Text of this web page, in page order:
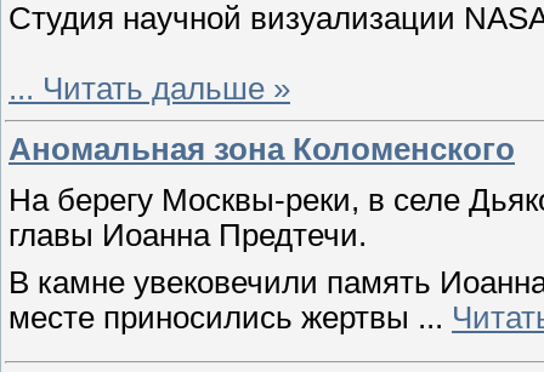
Студия научной визуализации
... Читать дальше »
Аномальная зона Коломенского
На берегу Москвы-реки, в селе
главы Иоанна Предтечи.
В камне увековечили память
месте приносились жертвы ...